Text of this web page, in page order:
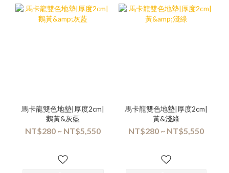
馬卡龍雙色地墊|厚度2cm|
鵝黃&灰藍
NT$280 ~ NT$5,550
馬卡龍雙色地墊|厚度2cm|
黃&淺綠
NT$280 ~ NT$5,550